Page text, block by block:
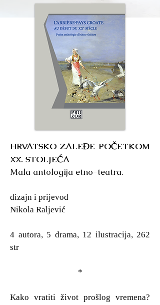
HRVATSKO ZALEĐE POČETKOM
XX. STOLJEĆA
Mala antologija etno-teatra.
dizajn i prijevod
Nikola Raljević
4 autora, 5 drama, 12 ilustracija, 262
str
*
Kako vratiti život prošlog vremena?